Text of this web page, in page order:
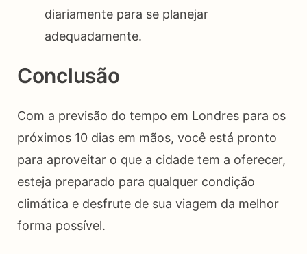
diariamente para se planejar
adequadamente.
Conclusão
Com a previsão do tempo em Londres para os
próximos 10 dias em mãos, você está pronto
para aproveitar o que a cidade tem a oferecer,
esteja preparado para qualquer condição
climática e desfrute de sua viagem da melhor
forma possível.